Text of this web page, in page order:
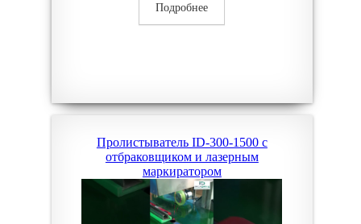
Подробнее
Пролистыватель ID-300-1500 с
отбраковщиком и лазерным
маркиратором